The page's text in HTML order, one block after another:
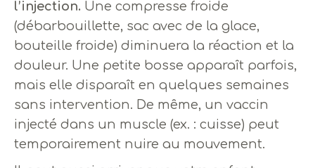
l’injection. Une compresse froide
(débarbouillette, sac avec de la glace,
bouteille froide) diminuera la réaction et la
douleur. Une petite bosse apparaît parfois,
mais elle disparaît en quelques semaines
sans intervention. De même, un vaccin
injecté dans un muscle (ex. : cuisse) peut
temporairement nuire au mouvement.